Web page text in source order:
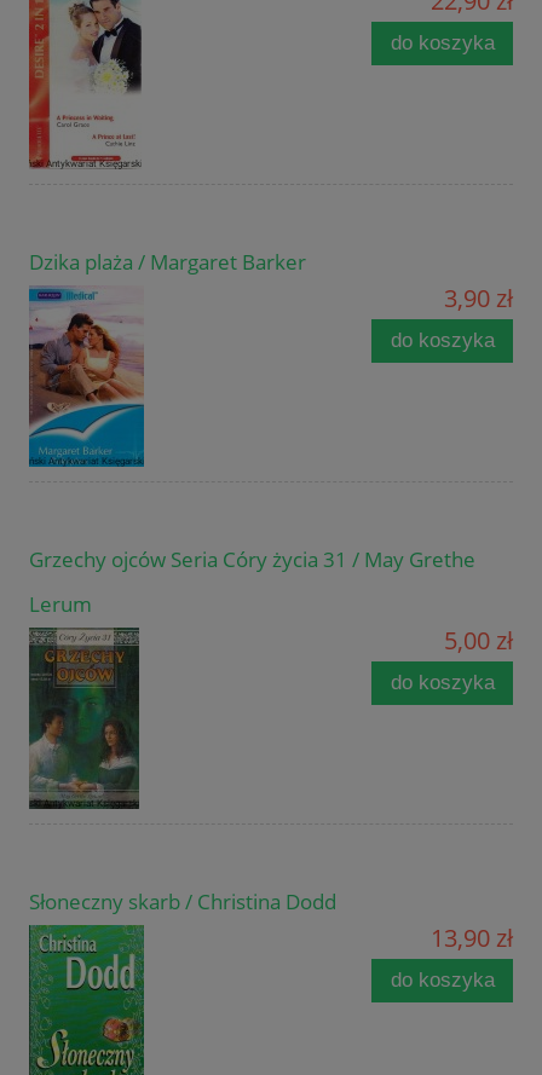
do koszyka
Dzika plaża / Margaret Barker
3,90 zł
do koszyka
Grzechy ojców Seria Córy życia 31 / May Grethe
Lerum
5,00 zł
do koszyka
Słoneczny skarb / Christina Dodd
13,90 zł
do koszyka